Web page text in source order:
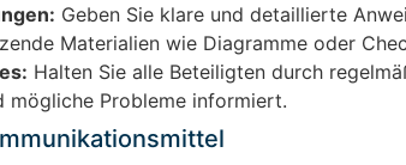
Geben Sie klare und detaillierte
Materialien wie Diagramme oder
Halten Sie alle Beteiligten durch
mögliche Probleme informiert.